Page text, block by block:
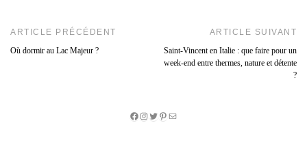
ARTICLE PRÉCÉDENT
Où dormir au Lac Majeur ?
ARTICLE SUIVANT
Saint-Vincent en Italie : que faire pour un
week-end entre thermes, nature et détente
?
Facebook
Instagram
Twitter
Pinterest
E-